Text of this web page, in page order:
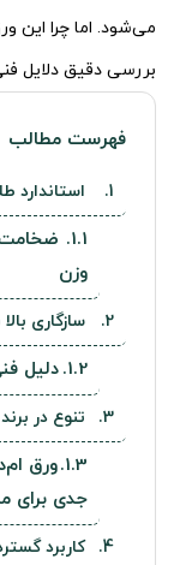
می‌شود. اما چرا این
بررسی دقیق دلایل
فهرست مطالب
استاندارد
وزن
سازگاری
دلیل
تنوع در
جدی برای
کاربرد